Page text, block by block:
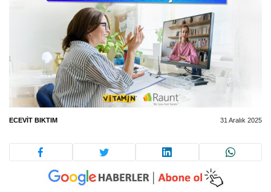
ECEVIT BIKTIM 31 Aralık 2025